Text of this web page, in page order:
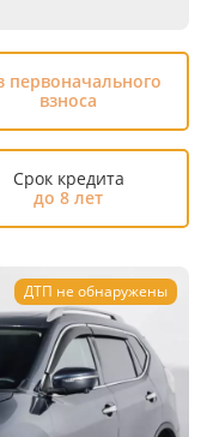
первоначального
взноса
Срок кредита
до 8 лет
ДТП не обнаружены